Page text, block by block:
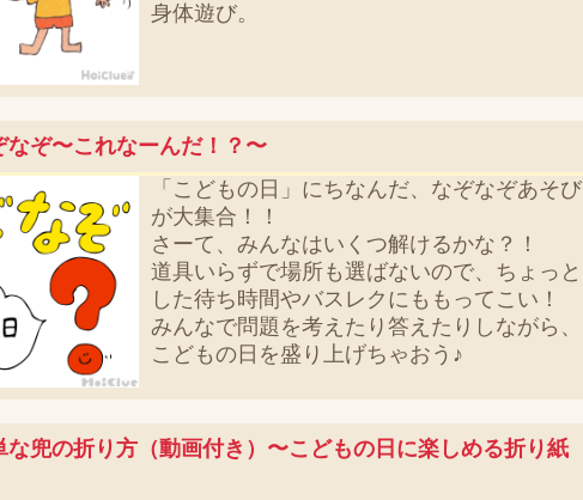
身体遊び。
なぞ〜これなーんだ！？〜
「こどもの日」にちなんだ、なぞなぞあそび
が大集合！！
さーて、みんなはいくつ解けるかな？！
道具いらずで場所も選ばないので、ちょっと
した待ち時間やバスレクにももってこい！
みんなで問題を考えたり答えたりしながら、
こどもの日を盛り上げちゃおう♪
な兜の折り方（動画付き）〜こどもの日に楽しめる折り紙